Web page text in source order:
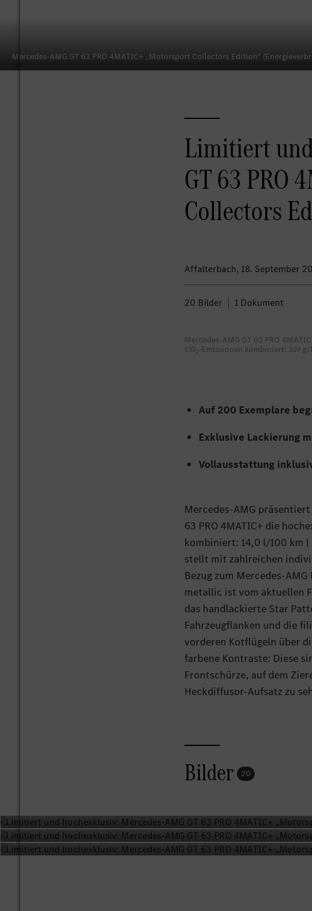
Mercedes-AMG GT 63 PRO 4MATIC+ „Motorsport Collectors Edition“
Limitiert
GT 63 PRO
Collectors
Affalterbach, 18. September
20 Bilder 1 Dokument
Mercedes-AMG GT 63 PRO
CO₂-Emissionen kombiniert: 319 g/
Auf 200 Exemplare
Exklusive Lackierung
Vollausstattung
Mercedes‑AMG
63 PRO 4MATIC+ die
kombiniert: 14,0 l/100 km |
stellt mit zahlreichen
Bezug zum
metallic ist vom aktuellen
das handlackierte Star
Fahrzeugflanken und die
vorderen Kotflügeln über
farbene Kontraste: Diese
Frontschürze, auf dem
Heckdiffusor-Aufsatz zu
PETRONAS-farbenen
6‑Kolben‑Festsätteln
vorn 295/30 ZR 21 und
Das serienmäßige AMG
Seitenschwellern,
die Nähe zum Motorsport.
Bilder 20